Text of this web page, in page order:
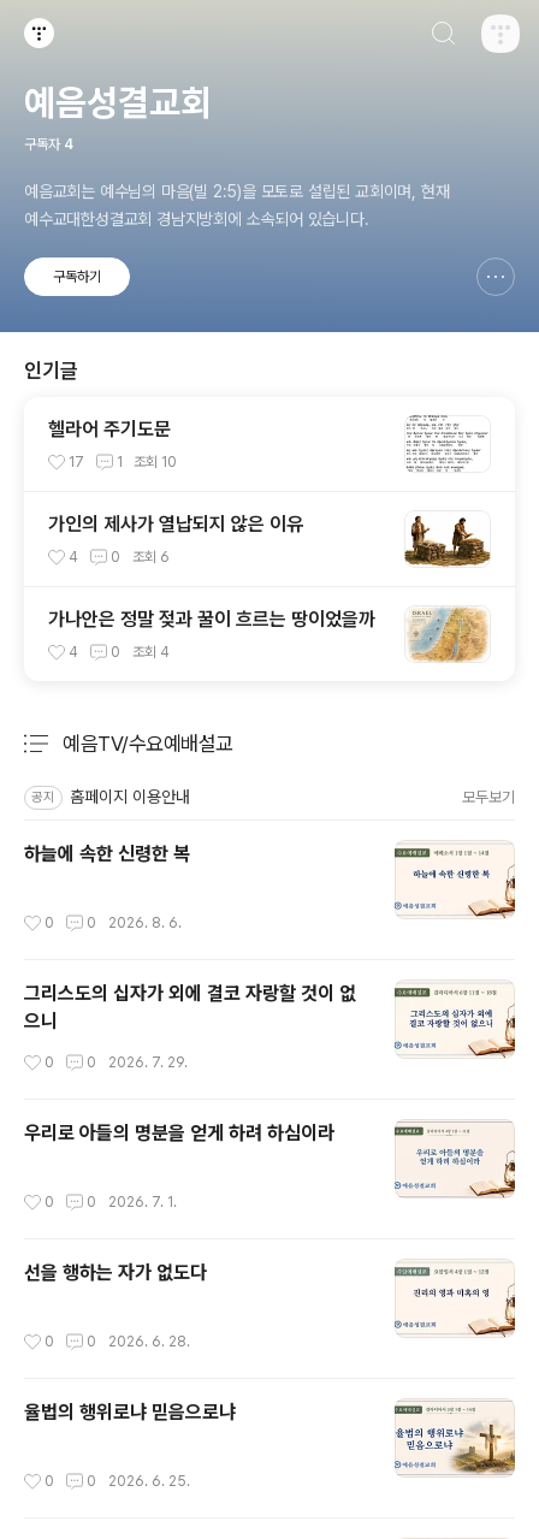
예음성결교회
구독자 4
예음교회는 예수님의 마음(빌 2:5)을 모토로 설립된 교회이며, 현재
예수교대한성결교회 경남지방회에 소속되어 있습니다.
구독하기
인기글
헬라어 주기도문
17 1 조회 10
가인의 제사가 열납되지 않은 이유
4 0 조회 6
가나안은 정말 젖과 꿀이 흐르는 땅이었을까
4 0 조회 4
예음TV/수요예배설교
공지 홈페이지 이용안내 모두보기
하늘에 속한 신령한 복
0 0 2026. 8. 6.
그리스도의 십자가 외에 결코 자랑할 것이 없
으니
0 0 2026. 7. 29.
우리로 아들의 명분을 얻게 하려 하심이라
0 0 2026. 7. 1.
선을 행하는 자가 없도다
0 0 2026. 6. 28.
율법의 행위로냐 믿음으로냐
0 0 2026. 6. 25.